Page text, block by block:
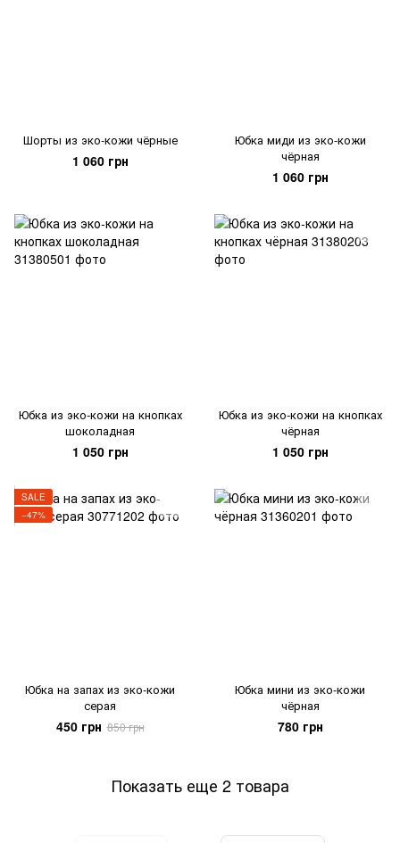
Шорты из эко-кожи чёрные
1 060 грн
Юбка миди из эко-кожи
чёрная
1 060 грн
Юбка из эко-кожи на кнопках
шоколадная
1 050 грн
Юбка из эко-кожи на кнопках
чёрная
1 050 грн
SALE
−47%
Юбка на запах из эко-кожи
серая
450 грн 850 грн
Юбка мини из эко-кожи
чёрная
780 грн
Показать еще 2 товара